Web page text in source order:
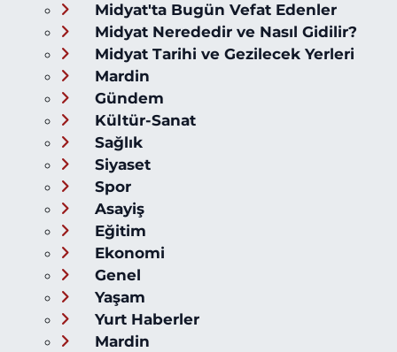
Midyat'ta Bugün Vefat Edenler
Midyat Nerededir ve Nasıl Gidilir?
Midyat Tarihi ve Gezilecek Yerleri
Mardin
Gündem
Kültür-Sanat
Sağlık
Siyaset
Spor
Asayiş
Eğitim
Ekonomi
Genel
Yaşam
Yurt Haberler
Mardin